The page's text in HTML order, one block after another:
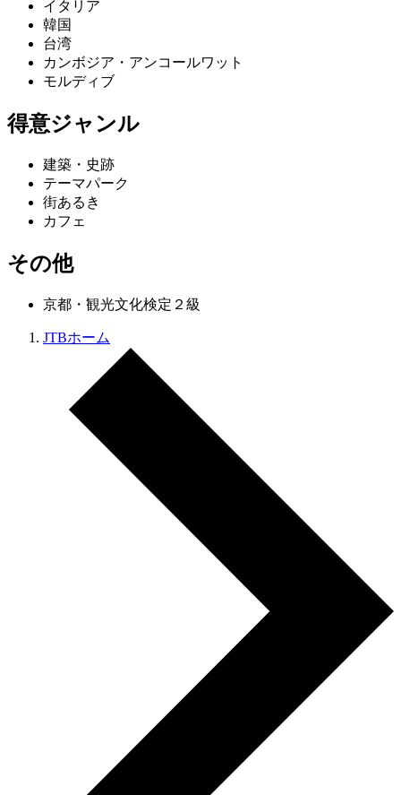
イタリア
韓国
台湾
カンボジア・アンコールワット
モルディブ
得意ジャンル
建築・史跡
テーマパーク
街あるき
カフェ
その他
京都・観光文化検定２級
JTBホーム